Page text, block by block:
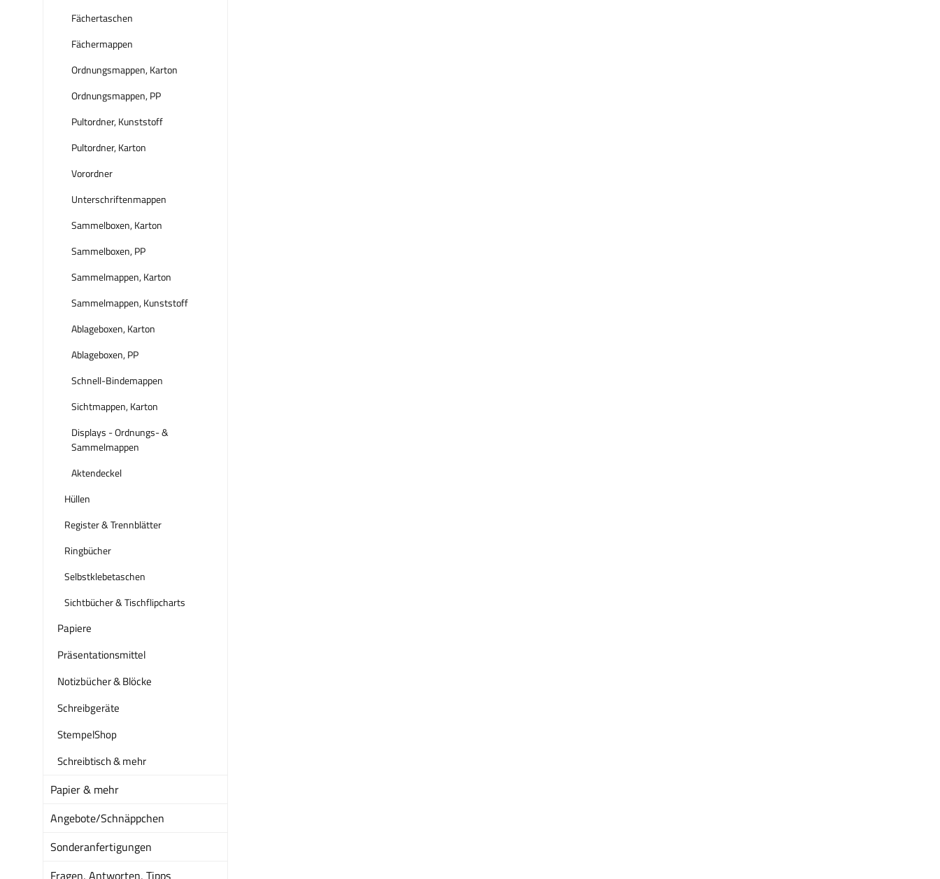
Fächertaschen
Fächermappen
Ordnungsmappen, Karton
Ordnungsmappen, PP
Pultordner, Kunststoff
Pultordner, Karton
Vorordner
Unterschriftenmappen
Sammelboxen, Karton
Sammelboxen, PP
Sammelmappen, Karton
Sammelmappen, Kunststoff
Ablageboxen, Karton
Ablageboxen, PP
Schnell-Bindemappen
Sichtmappen, Karton
Displays - Ordnungs- &
Sammelmappen
Aktendeckel
Hüllen
Register & Trennblätter
Ringbücher
Selbstklebetaschen
Sichtbücher & Tischflipcharts
Papiere
Präsentationsmittel
Notizbücher & Blöcke
Schreibgeräte
StempelShop
Schreibtisch & mehr
Papier & mehr
Angebote/Schnäppchen
Sonderanfertigungen
Fragen, Antworten, Tipps